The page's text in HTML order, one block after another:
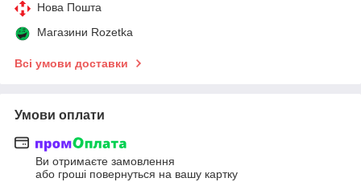
Нова Пошта
Магазини Rozetka
Всі умови доставки
Умови оплати
Ви отримаєте замовлення
або гроші повернуться на вашу картку